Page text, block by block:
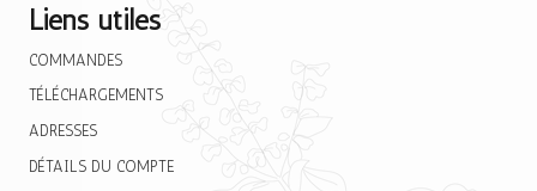
Liens utiles
COMMANDES
TÉLÉCHARGEMENTS
ADRESSES
DÉTAILS DU COMPTE